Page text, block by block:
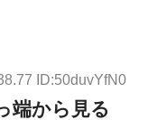
ID:50duvYfN0
端から見る